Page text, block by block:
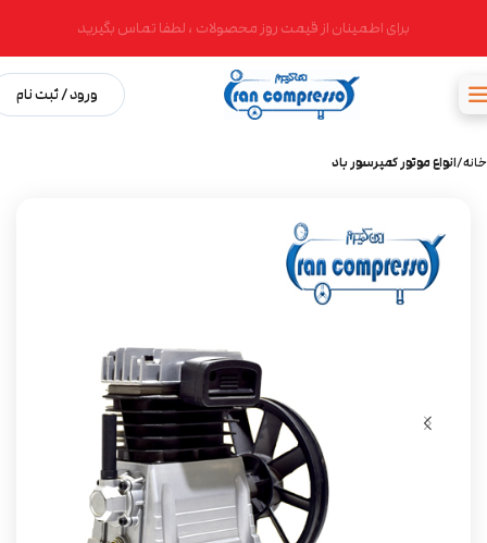
برای اطمینان از قیمت روز محصولات ، لطفا تماس بگیرید
ورود / ثبت نام
خانه انواع موتور کمپرسور باد